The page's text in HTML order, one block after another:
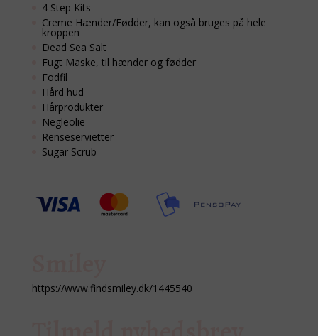
4 Step Kits
Creme Hænder/Fødder, kan også bruges på hele
kroppen
Dead Sea Salt
Fugt Maske, til hænder og fødder
Fodfil
Hård hud
Hårprodukter
Negleolie
Renseservietter
Sugar Scrub
https://www.findsmiley.dk/1445540